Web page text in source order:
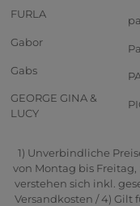
FURLA
Gabor
Gabs
GEORGE GINA &
LUCY
1) Unverbindliche
von Montag bis Freitag,
verstehen sich inkl.
Versandkosten / 4)